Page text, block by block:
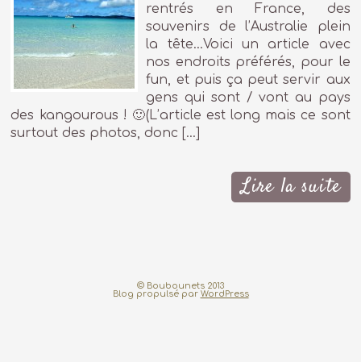
rentrés en France, des
souvenirs de l’Australie plein
la tête…Voici un article avec
nos endroits préférés, pour le
fun, et puis ça peut servir aux
gens qui sont / vont au pays
des kangourous ! 🙂(L’article est long mais ce sont
surtout des photos, donc […]
Lire la suite
© Boubounets 2013
Blog propulsé par WordPress